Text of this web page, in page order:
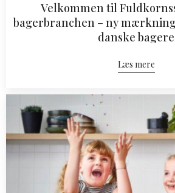
Velkommen til
bagerbranchen – ny
danske bagere
Læs mere